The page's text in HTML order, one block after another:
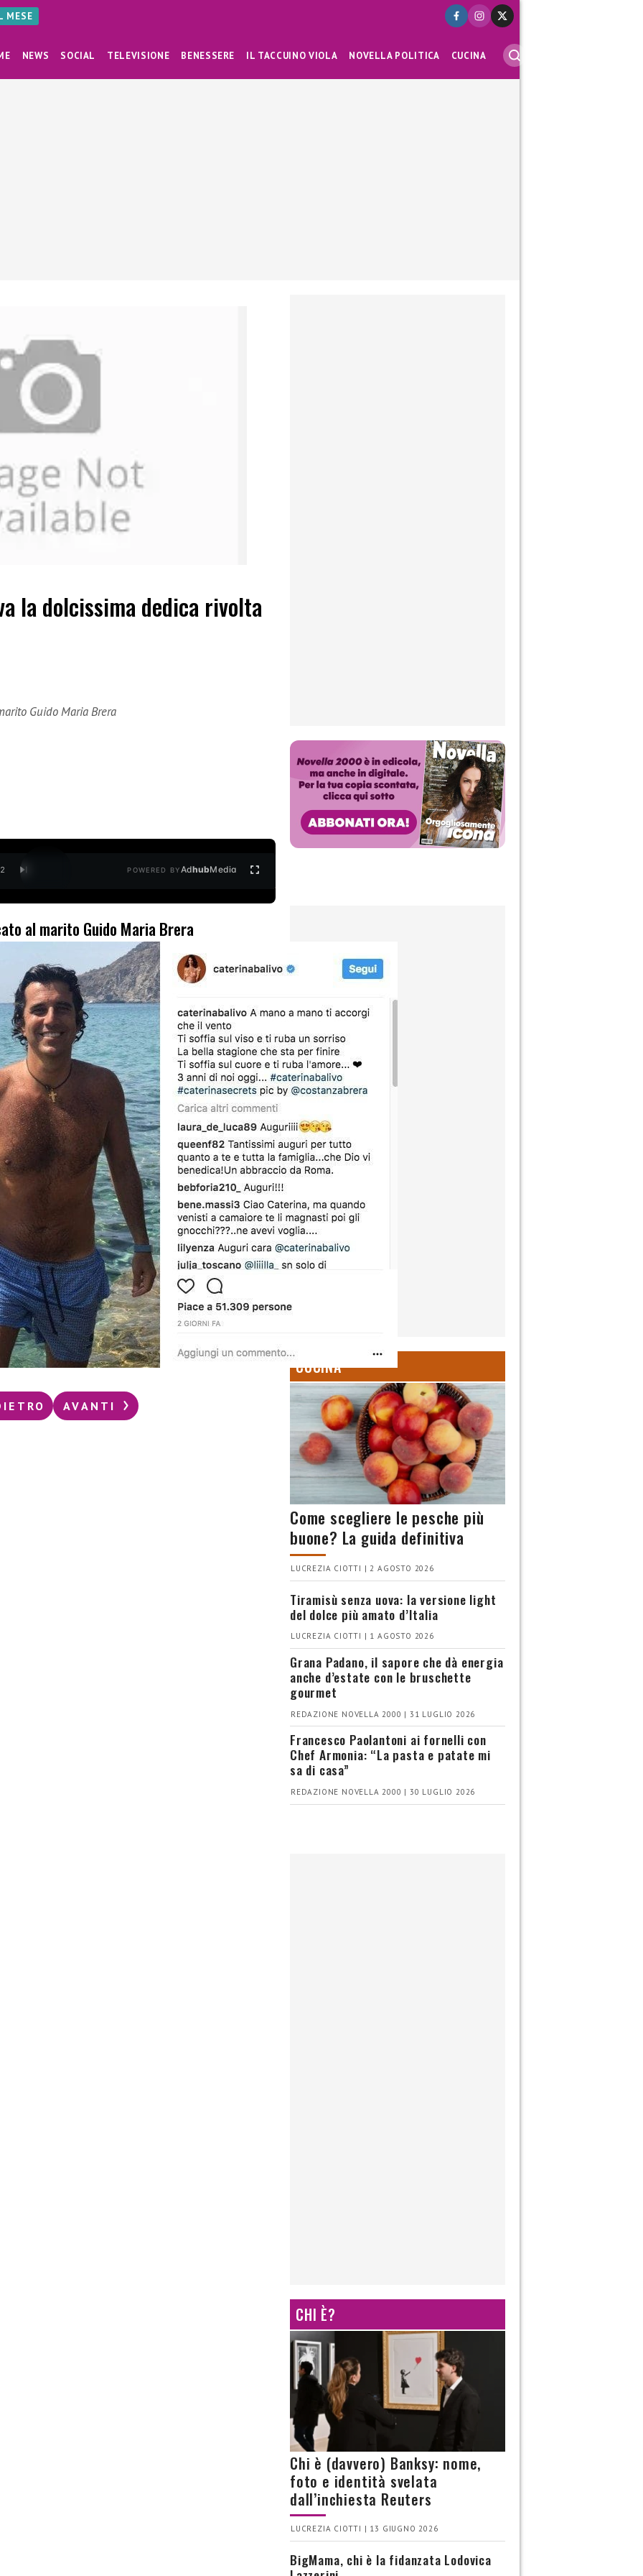
MESE
NEWS SOCIAL TELEVISIONE BENESSERE IL TACCUINO VIOLA NOVELLA POLITICA CUCINA
la dolcissima dedica rivolta
Guido Maria Brera
2 POWERED BYAdhubMedia
al marito Guido Maria Brera
AVANTI
CUCINA
Come scegliere le pesche più
buone? La guida definitiva
LUCREZIA CIOTTI | 2 AGOSTO 2026
Tiramisù senza uova: la versione light
del dolce più amato d’Italia
LUCREZIA CIOTTI | 1 AGOSTO 2026
Grana Padano, il sapore che dà energia
anche d’estate con le bruschette
gourmet
REDAZIONE NOVELLA 2000 | 31 LUGLIO 2026
Francesco Paolantoni ai fornelli con
Chef Armonia: “La pasta e patate mi
sa di casa”
REDAZIONE NOVELLA 2000 | 30 LUGLIO 2026
CHI È?
Chi è (davvero) Banksy: nome,
foto e identità svelata
dall’inchiesta Reuters
LUCREZIA CIOTTI | 13 GIUGNO 2026
BigMama, chi è la fidanzata Lodovica